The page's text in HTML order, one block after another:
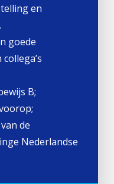
en
goede
B;
de
Nederlandse